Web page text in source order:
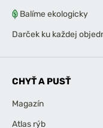
Balíme ekologicky
Darček ku každej
CHYŤ A PUSŤ
Magazín
Atlas rýb